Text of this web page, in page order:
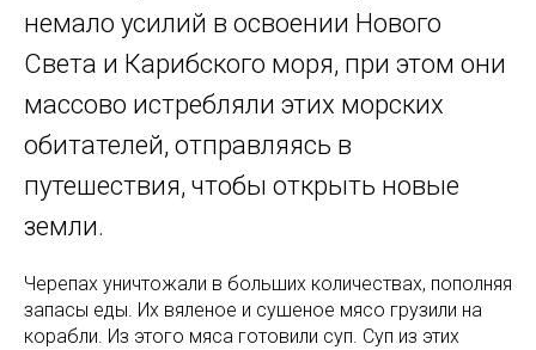
немало усилий в освоении Нового
Света и Карибского моря, при этом они
массово истребляли этих морских
обитателей, отправляясь в
путешествия, чтобы открыть новые
земли.
Черепах уничтожали в больших количествах, пополняя
запасы еды. Их вяленое и сушеное мясо грузили на
корабли. Из этого мяса готовили суп. Суп из этих